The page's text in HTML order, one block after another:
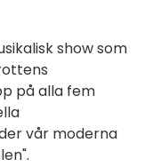
show som
på alla fem
vår moderna